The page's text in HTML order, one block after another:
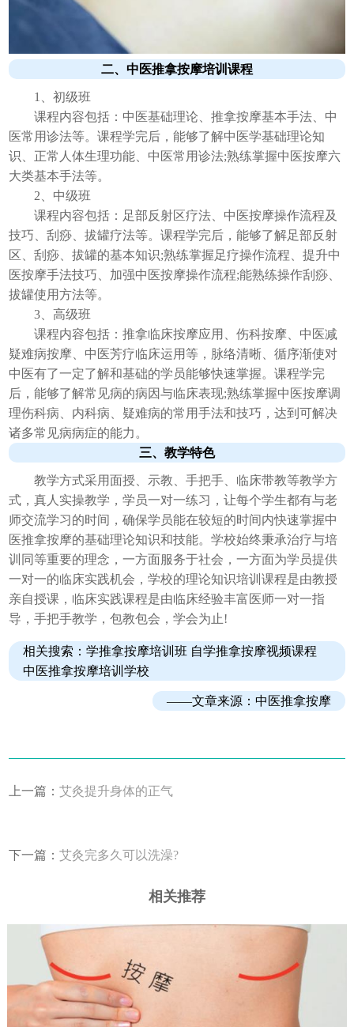
二、中医推拿按摩培训课程
1、初级班
课程内容包括：中医基础理论、推拿按摩基本手法、中
医常用诊法等。课程学完后，能够了解中医学基础理论知
识、正常人体生理功能、中医常用诊法;熟练掌握中医按摩六
大类基本手法等。
2、中级班
课程内容包括：足部反射区疗法、中医按摩操作流程及
技巧、刮痧、拔罐疗法等。课程学完后，能够了解足部反射
区、刮痧、拔罐的基本知识;熟练掌握足疗操作流程、提升中
医按摩手法技巧、加强中医按摩操作流程;能熟练操作刮痧、
拔罐使用方法等。
3、高级班
课程内容包括：推拿临床按摩应用、伤科按摩、中医减
疑难病按摩、中医芳疗临床运用等，脉络清晰、循序渐使对
中医有了一定了解和基础的学员能够快速掌握。课程学完
后，能够了解常见病的病因与临床表现;熟练掌握中医按摩调
理伤科病、内科病、疑难病的常用手法和技巧，达到可解决
诸多常见病病症的能力。
三、教学特色
教学方式采用面授、示教、手把手、临床带教等教学方
式，真人实操教学，学员一对一练习，让每个学生都有与老
师交流学习的时间，确保学员能在较短的时间内快速掌握中
医推拿按摩的基础理论知识和技能。学校始终秉承治疗与培
训同等重要的理念，一方面服务于社会，一方面为学员提供
一对一的临床实践机会，学校的理论知识培训课程是由教授
亲自授课，临床实践课程是由临床经验丰富医师一对一指
导，手把手教学，包教包会，学会为止!
相关搜索：学推拿按摩培训班 自学推拿按摩视频课程
中医推拿按摩培训学校
——文章来源： 中医推拿按摩
上一篇：艾灸提升身体的正气
下一篇：艾灸完多久可以洗澡?
相关推荐